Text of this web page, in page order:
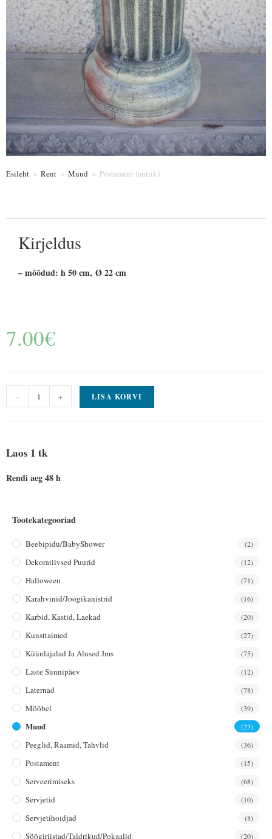
Esileht > Rent > Muud > Postament (antiik)
Kirjeldus
– mõõdud: h 50 cm, Ø 22 cm
7.00€
- + LISA KORVI
Laos 1 tk
Rendi aeg 48 h
Tootekategooriad
Beebipidu/BabyShower (2)
Dekoratiivsed Puurid (12)
Halloween (71)
Karahvinid/joogikanistrid (16)
Karbid, Kastid, Laekad (20)
Kunsttaimed (27)
Küünlajalad Ja Alused Jms (75)
Laste Sünnipäev (12)
Laternad (78)
Mööbel (39)
Muud (23)
Peeglid, Raamid, Tahvlid (36)
Postament (15)
Serveerimiseks (68)
Servjetid (10)
Servjetihoidjad (8)
Söögiriistad/taldrikud/pokaalid (20)